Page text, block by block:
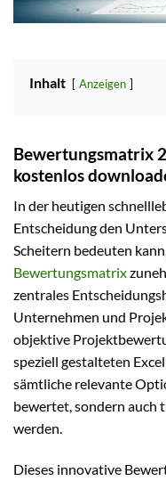
Inhalt Anzeigen
Bewertungsmatrix
kostenlos
In der heutigen
Entscheidung den
Scheitern bedeuten
Bewertungsmatrix
zentrales
Unternehmen und
objektive
speziell gestalteten
sämtliche relevante
bewertet, sondern auch
werden.
Dieses innovative